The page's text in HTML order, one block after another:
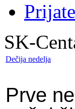
SK-
Dečija nedelja
Prve